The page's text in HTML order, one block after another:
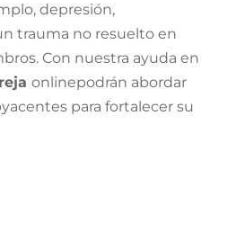
depresión,
trauma no resuelto en
Con nuestra ayuda en
onlinepodrán abordar
para fortalecer su